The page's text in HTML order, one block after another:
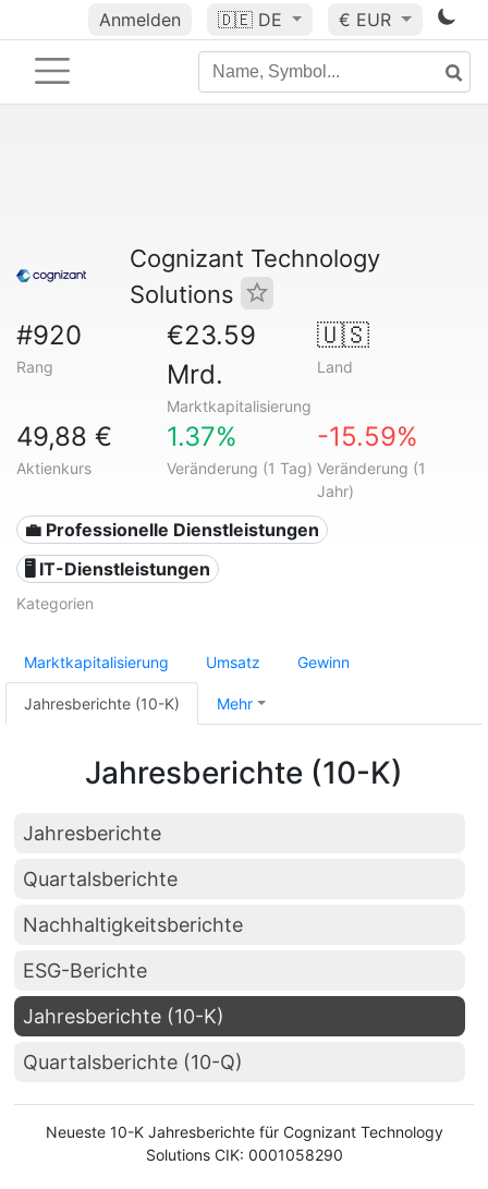
Anmelden 🇩🇪 DE € EUR
Cognizant Technology
Solutions
#920
Rang
€23.59
Mrd.
Marktkapitalisierung
🇺🇸
Land
49,88 €
Aktienkurs
1.37%
Veränderung (1 Tag)
-15.59%
Veränderung (1
Jahr)
💼 Professionelle Dienstleistungen
🖥️ IT-Dienstleistungen
Kategorien
Marktkapitalisierung Umsatz Gewinn
Jahresberichte (10-K) Mehr
Jahresberichte (10-K)
Jahresberichte
Quartalsberichte
Nachhaltigkeitsberichte
ESG-Berichte
Jahresberichte (10-K)
Quartalsberichte (10-Q)
Neueste 10-K Jahresberichte für Cognizant Technology
Solutions CIK: 0001058290